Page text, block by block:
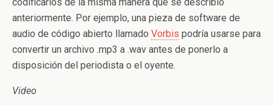
anteriormente. Por ejemplo, una pieza de software de
audio de código abierto llamado Vorbis podría usarse para
convertir un archivo .mp3 a .wav antes de ponerlo a
disposición del periodista o el oyente.
Video